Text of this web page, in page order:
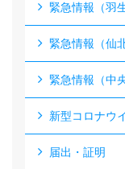
緊急情報（羽
緊急情報（仙
緊急情報（中
新型コロナウ
届出・証明